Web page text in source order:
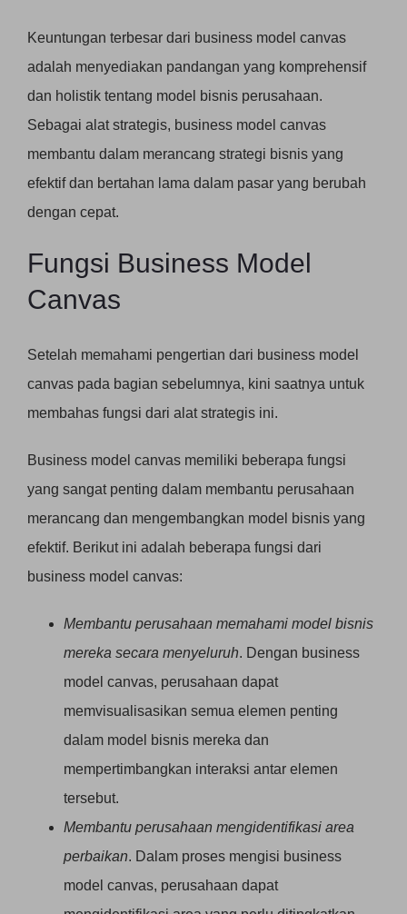
Keuntungan terbesar dari business model canvas
adalah menyediakan pandangan yang komprehensif
dan holistik tentang model bisnis perusahaan.
Sebagai alat strategis, business model canvas
membantu dalam merancang strategi bisnis yang
efektif dan bertahan lama dalam pasar yang berubah
dengan cepat.
Fungsi Business Model
Canvas
Setelah memahami pengertian dari business model
canvas pada bagian sebelumnya, kini saatnya untuk
membahas fungsi dari alat strategis ini.
Business model canvas memiliki beberapa fungsi
yang sangat penting dalam membantu perusahaan
merancang dan mengembangkan model bisnis yang
efektif. Berikut ini adalah beberapa fungsi dari
business model canvas:
Membantu perusahaan memahami model bisnis
mereka secara menyeluruh. Dengan business
model canvas, perusahaan dapat
memvisualisasikan semua elemen penting
dalam model bisnis mereka dan
mempertimbangkan interaksi antar elemen
tersebut.
Membantu perusahaan mengidentifikasi area
perbaikan. Dalam proses mengisi business
model canvas, perusahaan dapat